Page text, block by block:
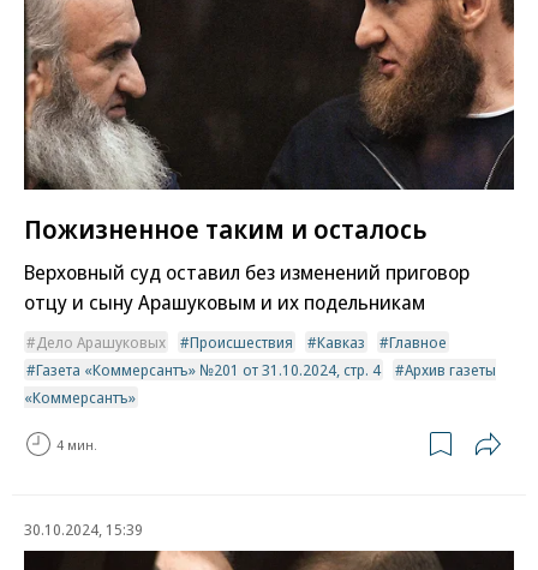
Пожизненное таким и осталось
Верховный суд оставил без изменений приговор
отцу и сыну Арашуковым и их подельникам
Дело Арашуковых Происшествия Кавказ
Главное
Газета «Коммерсантъ» №201 от 31.10.2024, стр. 4
Архив газеты
«Коммерсантъ»
4 мин.
30.10.2024, 15:39